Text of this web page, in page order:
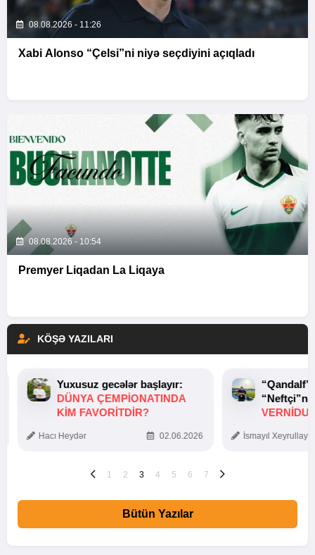
08.08.2026 - 11:26
Xabi Alonso “Çelsi”ni niyə seçdiyini açıqladı
08.08.2026 - 10:54
Premyer Liqadan La Liqaya
KÖŞƏ YAZILARI
Yuxusuz gecələr başlayır:
DÜNYA ÇEMPIONATINDA
KIM FAVORITDIR?
Hacı Heydər 02.06.2026 İsmayıl
1 2 3 4 5 6 7
Bütün Yazılar